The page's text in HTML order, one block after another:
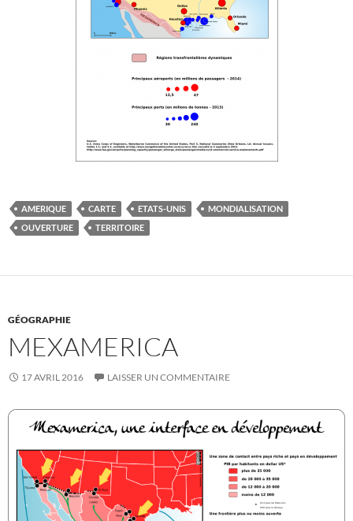
AMERIQUE CARTE ETATS-UNIS
MONDIALISATION
OUVERTURE
TERRITOIRE
GÉOGRAPHIE
MEXAMERICA
17 AVRIL 2016 LAISSER UN COMMENTAIRE